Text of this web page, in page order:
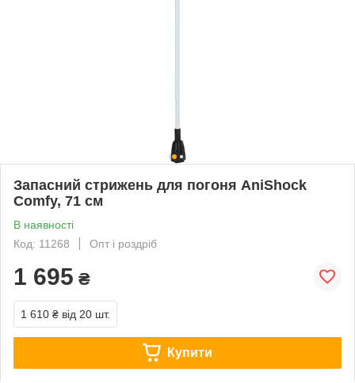
Запасний стрижень для погоня AniShock
Comfy, 71 см
В наявності
Код: 11268
Опт і роздріб
1 695 ₴
1 610 ₴ від 20 шт.
Купити